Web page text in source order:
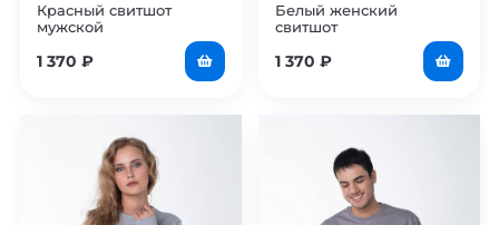
Красный свитшот
мужской
1 370 ₽
Белый женский
свитшот
1 370 ₽